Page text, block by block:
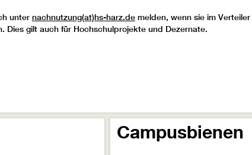
unter nachnutzung(at)hs-harz.de melden, wenn sie im
Dies gilt auch für Hochschulprojekte und Dezernate.
Campusbienen